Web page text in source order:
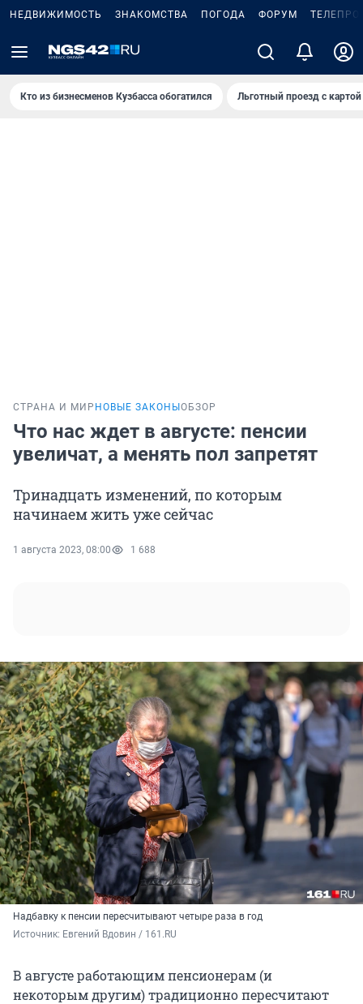
НЕДВИЖИМОСТЬ ЗНАКОМСТВА ПОГОДА ФОРУМ
Кто из бизнесменов Кузбасса обогатился Льготный проезд с
СТРАНА И МИР НОВЫЕ ЗАКОНЫ ОБЗОР
Что нас ждет в августе: пенсии
увеличат, а менять пол запретят
Тринадцать изменений, по которым
начинаем жить уже сейчас
1 августа 2023, 08:00 1 688
Надбавку к пенсии пересчитывают четыре раза в год
Источник: Евгений Вдовин / 161.RU
В августе работающим пенсионерам (и
некоторым другим) традиционно пересчитают